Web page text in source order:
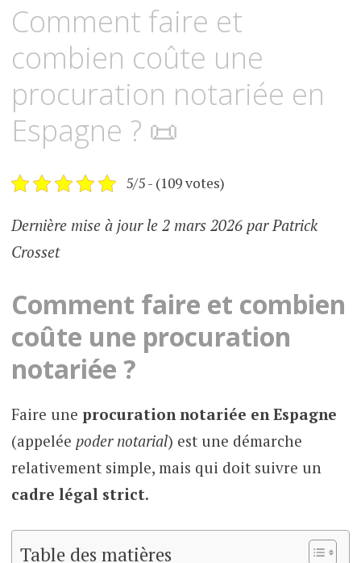
Comment faire et
combien coûte une
procuration notariée en
Espagne ? 📜
5/5 - (109 votes)
Dernière mise à jour le 2 mars 2026 par Patrick
Crosset
Comment faire et combien
coûte une procuration
notariée ?
Faire une procuration notariée en Espagne
(appelée poder notarial) est une démarche
relativement simple, mais qui doit suivre un
cadre légal strict.
Table des matières